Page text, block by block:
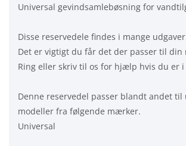
Universal gevindsamlebøsning for
Disse reservedele findes i mange
Det er vigtigt du får det der passer til din
Ring eller skriv til os for hjælp hvis du er i
Denne reservedel passer blandt andet til
modeller fra følgende mærker.
Universal